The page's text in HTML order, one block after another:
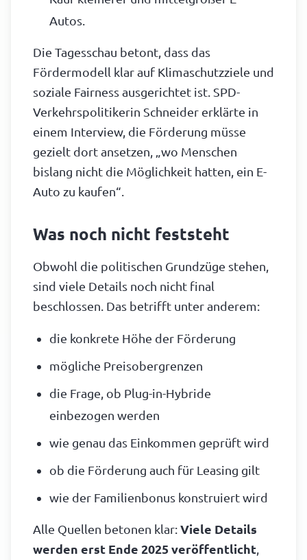
Autos.
Die Tagesschau betont, dass das
Fördermodell klar auf Klimaschutzziele und
soziale Fairness ausgerichtet ist. SPD-
Verkehrspolitikerin Schneider erklärte in
einem Interview, die Förderung müsse
gezielt dort ansetzen, „wo Menschen
bislang nicht die Möglichkeit hatten, ein E-
Auto zu kaufen“.
Was noch nicht feststeht
Obwohl die politischen Grundzüge stehen,
sind viele Details noch nicht final
beschlossen. Das betrifft unter anderem:
die konkrete Höhe der Förderung
mögliche Preisobergrenzen
die Frage, ob Plug-in-Hybride
einbezogen werden
wie genau das Einkommen geprüft wird
ob die Förderung auch für Leasing gilt
wie der Familienbonus konstruiert wird
Alle Quellen betonen klar: Viele Details
werden erst Ende 2025 veröffentlicht,